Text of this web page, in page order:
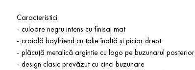
Caracteristici:
- culoare negru intens cu finisaj mat
- croială boyfriend cu talie înaltă și picior drept
- plăcuță metalică argintie cu logo pe buzunarul posterior
- design clasic prevăzut cu cinci buzunare